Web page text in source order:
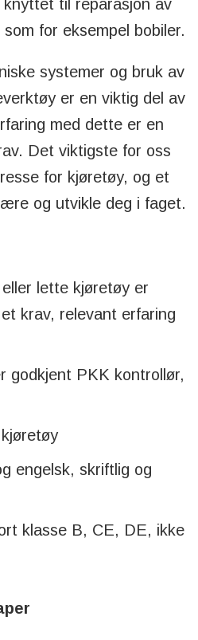
til reparasjon av
for eksempel bobiler.
systemer og bruk av
er en viktig del av
med dette er en
Det viktigste for oss
for kjøretøy, og et
og utvikle deg i faget.
lette kjøretøy er
krav, relevant erfaring
godkjent PKK kontrollør,
engelsk, skriftlig og
klasse B, CE, DE, ikke